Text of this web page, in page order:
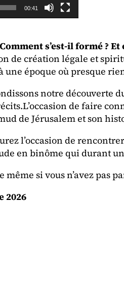
00:41
Comment s’est-il formé ?
de création légale et
époque où presque
notre découverte
de faire
de Jérusalem et son
l’occasion de
en binôme qui durant
même si vous n’avez pas
2026